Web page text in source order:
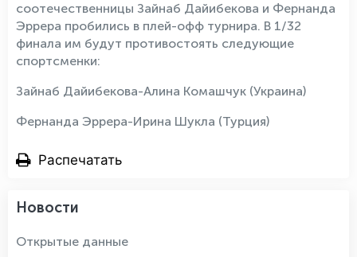
соотечественницы Зайнаб Дайибекова и Фернанда
Эррера пробились в плей-офф турнира. В 1/32
финала им будут противостоять следующие
спортсменки:
Зайнаб Дайибекова-Алина Комашчук (Украина)
Фернанда Эррера-Ирина Шукла (Турция)
Распечатать
Новости
Открытые данные